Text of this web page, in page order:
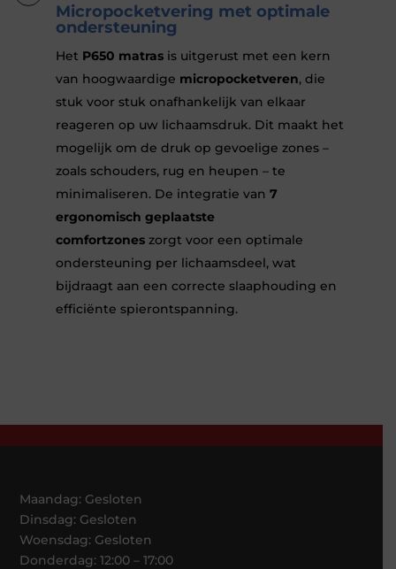
Micropocketvering met optimale
ondersteuning
Het P650 matras is uitgerust met een kern
van hoogwaardige micropocketveren, die
stuk voor stuk onafhankelijk van elkaar
reageren op uw lichaamsdruk. Dit maakt het
mogelijk om de druk op gevoelige zones –
zoals schouders, rug en heupen – te
minimaliseren. De integratie van7
ergonomisch geplaatste
comfortzones zorgt voor een optimale
ondersteuning per lichaamsdeel, wat
bijdraagt aan een correcte slaaphouding en
efficiënte spierontspanning.
Maandag: Gesloten
Dinsdag: Gesloten
Woensdag: Gesloten
Donderdag: 12:00 – 17:00